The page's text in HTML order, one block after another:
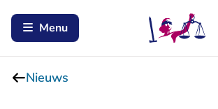
Menu
Nieuws